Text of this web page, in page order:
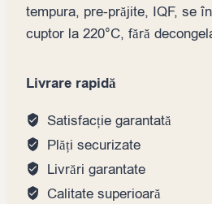
tempura, pre-prăjite, IQF, se
cuptor la 220°C, fără
Livrare rapidă
Satisfacție garantată
Plăți securizate
Livrări garantate
Calitate superioară